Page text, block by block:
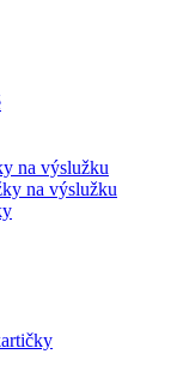
na výslužku
na výslužku